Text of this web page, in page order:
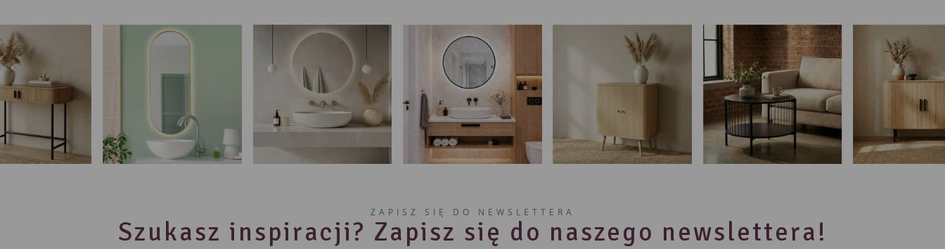
ZAPISZ SIĘ DO NEWSLETTERA
Szukasz inspiracji? Zapisz się do naszego newslettera!